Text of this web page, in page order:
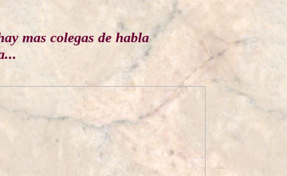
mas colegas de habla